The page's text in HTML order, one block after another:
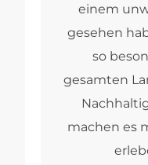
einem
gesehen
so
gesamten
machen es